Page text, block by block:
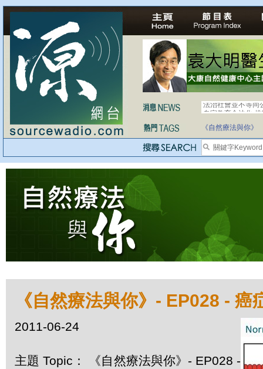
法治社會並不等同
自家教育合法化-
《自然療法與你》
《自然療法與你》- EP028 - 癌
2011-06-24
主題 Topic： 《自然療法與你》- EP028 -